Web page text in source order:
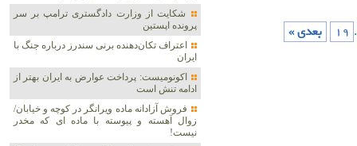
19 بعدی »
شکایت از وزارت دادگستری ترامپ بر سر
پرونده اپستین
اعتراف تکان‌دهنده برنی سندرز درباره جنگ با
ایران
اکونومیست: پرداخت عوارض به ایران بهتر از
ادامه تنش است
فروش آزادانه ماده ویرانگر در کوچه و خیابان/
زوال آهسته و پیوسته با ماده ای که مخدر
نیست!